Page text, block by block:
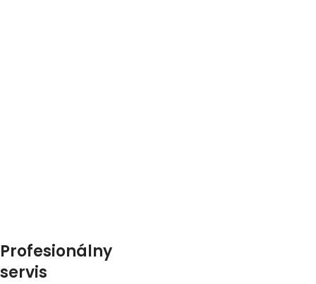
Profesionálny
servis